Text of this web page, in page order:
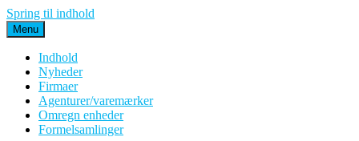
Spring til indhold
Menu
Indhold
Nyheder
Firmaer
Agenturer/varemærker
Omregn enheder
Formelsamlinger